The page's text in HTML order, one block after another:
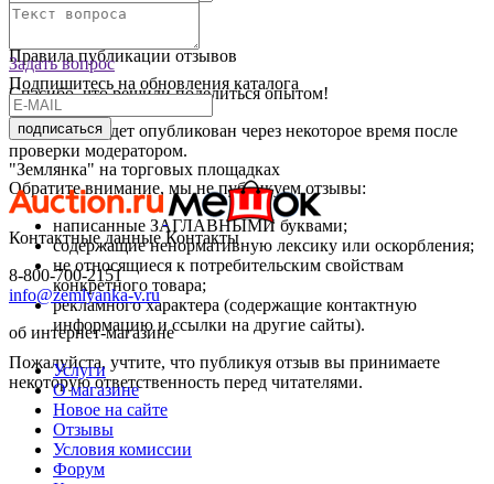
Правила публикации отзывов
Спасибо, что решили поделиться опытом!
Ваш отзыв будет опубликован через некоторое время после
проверки модератором.
Обратите внимание, мы не публикуем отзывы:
написанные ЗАГЛАВНЫМИ буквами;
содержащие ненормативную лексику или оскорбления;
не относящиеся к потребительским свойствам
конкретного товара;
рекламного характера (содержащие контактную
информацию и ссылки на другие сайты).
Пожалуйста, учтите, что публикуя отзыв вы принимаете
некоторую ответственность перед читателями.
Задать вопрос
Подпишитесь на обновления каталога
подписаться
"Землянка" на торговых площадках
Контактные данные Контакты
8-800-700-2151
info@zemlyanka-v.ru
об интернет-магазине
Услуги
О магазине
Новое на сайте
Отзывы
Условия комиссии
Форум